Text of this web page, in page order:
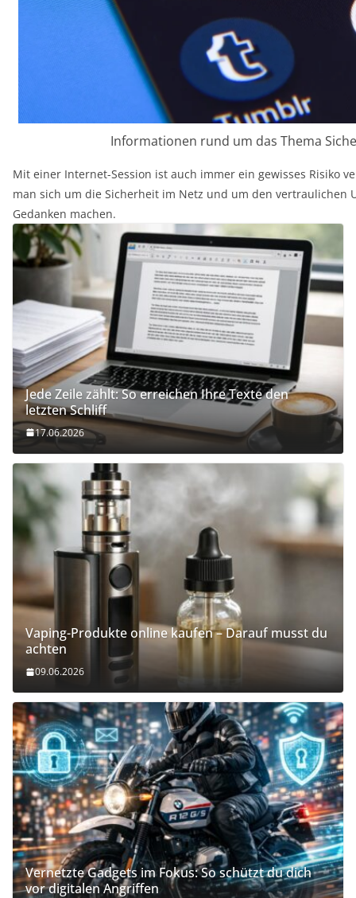
Informationen rund um das Thema
Mit einer Internet-Session ist auch immer ein gewisses Risiko
man sich um die Sicherheit im Netz und um den vertraulichen
Gedanken machen.
Jede Zeile zählt: So erreichen Ihre Texte den
letzten Schliff
17.06.2026
Vaping-Produkte online kaufen – Darauf musst du
achten
09.06.2026
Vernetzte Gadgets im Fokus: So schützt du dich
vor digitalen Angriffen